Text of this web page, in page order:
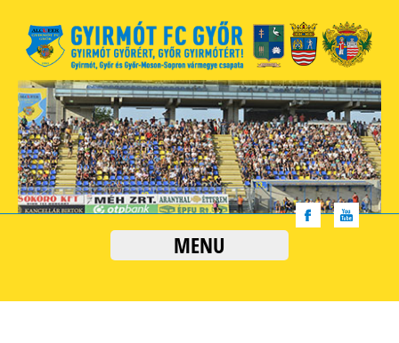
MENU